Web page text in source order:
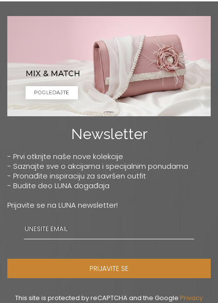
Newsletter
- Prvi otkrijte naše nove kolekcije
- Saznajte sve o akcijama i specijalnim ponudama
- Pronađite inspiraciju za savršen outfit
- Budite deo LUNA događaja
Prijavite se na LUNA newsletter!
PRIJAVITE SE
This site is protected by reCAPTCHA and the Google Privacy